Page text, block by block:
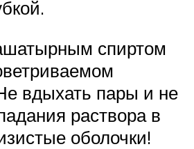
спиртом
вдыхать пары и не
раствора в
оболочки!